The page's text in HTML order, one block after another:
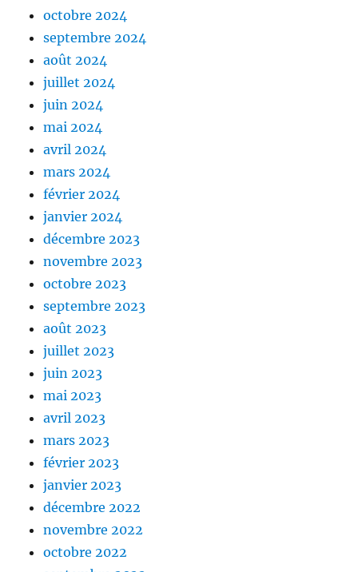
octobre 2024
septembre 2024
août 2024
juillet 2024
juin 2024
mai 2024
avril 2024
mars 2024
février 2024
janvier 2024
décembre 2023
novembre 2023
octobre 2023
septembre 2023
août 2023
juillet 2023
juin 2023
mai 2023
avril 2023
mars 2023
février 2023
janvier 2023
décembre 2022
novembre 2022
octobre 2022